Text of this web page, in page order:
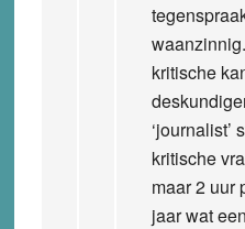
kritische
‘journalist’
kritische
maar 2 uur
jaar wat